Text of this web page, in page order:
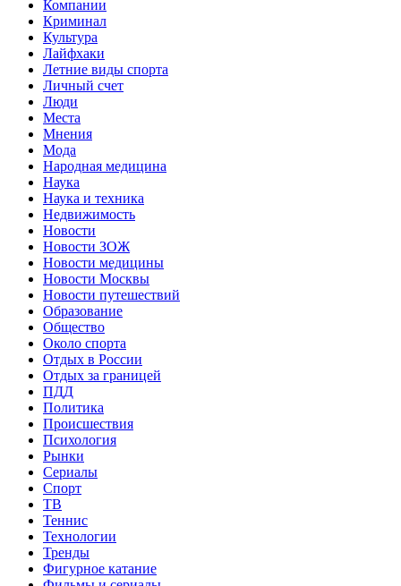
Компании
Криминал
Культура
Лайфхаки
Летние виды спорта
Личный счет
Люди
Места
Мнения
Мода
Народная медицина
Наука
Наука и техника
Недвижимость
Новости
Новости ЗОЖ
Новости медицины
Новости Москвы
Новости путешествий
Образование
Общество
Около спорта
Отдых в России
Отдых за границей
ПДД
Политика
Происшествия
Психология
Рынки
Сериалы
Спорт
ТВ
Теннис
Технологии
Тренды
Фигурное катание